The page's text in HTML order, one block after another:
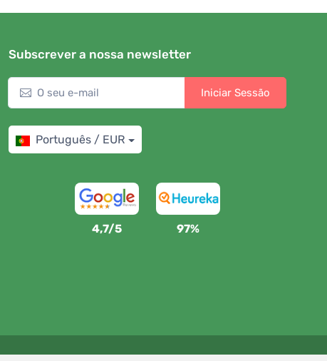
Subscrever a nossa newsletter
Iniciar Sessão
Português / EUR
4,7/5 97%